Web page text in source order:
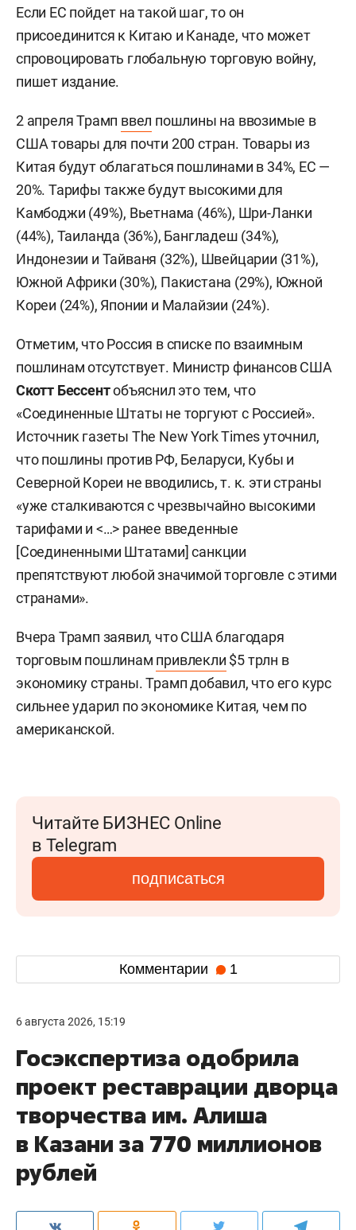
Если ЕС пойдет на такой шаг, то он
присоединится к Китаю и Канаде, что может
спровоцировать глобальную торговую войну,
пишет издание.
2 апреля Трамп ввел пошлины на ввозимые в
США товары для почти 200 стран. Товары из
Китая будут облагаться пошлинами в 34%, ЕС —
20%. Тарифы также будут высокими для
Камбоджи (49%), Вьетнама (46%), Шри-Ланки
(44%), Таиланда (36%), Бангладеш (34%),
Индонезии и Тайваня (32%), Швейцарии (31%),
Южной Африки (30%), Пакистана (29%), Южной
Кореи (24%), Японии и Малайзии (24%).
Отметим, что Россия в списке по взаимным
пошлинам отсутствует. Министр финансов США
Скотт Бессентобъяснил это тем, что
«Соединенные Штаты не торгуют с Россией».
Источник газеты The New York Times уточнил,
что пошлины против РФ, Беларуси, Кубы и
Северной Кореи не вводились, т. к. эти страны
«уже сталкиваются с чрезвычайно высокими
тарифами и <…> ранее введенные
[Соединенными Штатами] санкции
препятствуют любой значимой торговле с этими
странами».
Вчера Трамп заявил, что США благодаря
торговым пошлинам привлекли $5 трлн в
экономику страны. Трамп добавил, что его курс
сильнее ударил по экономике Китая, чем по
американской.
Читайте БИЗНЕС Online
в Telegram
подписаться
Комментарии 1
6 августа 2026, 15:19
Госэкспертиза одобрила
проект реставрации дворца
творчества им. Алиша
в Казани за 770 миллионов
рублей